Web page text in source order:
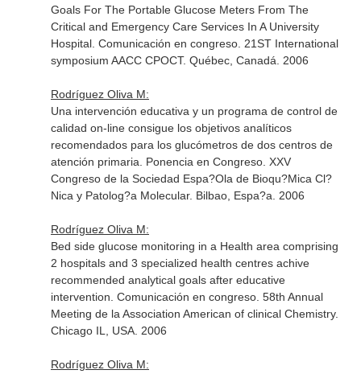
Goals For The Portable Glucose Meters From The
Critical and Emergency Care Services In A University
Hospital. Comunicación en congreso. 21ST International
symposium AACC CPOCT. Québec, Canadá. 2006
Rodríguez Oliva M:
Una intervención educativa y un programa de control de
calidad on-line consigue los objetivos analíticos
recomendados para los glucómetros de dos centros de
atención primaria. Ponencia en Congreso. XXV
Congreso de la Sociedad Espa?Ola de Bioqu?Mica Cl?
Nica y Patolog?a Molecular. Bilbao, Espa?a. 2006
Rodríguez Oliva M:
Bed side glucose monitoring in a Health area comprising
2 hospitals and 3 specialized health centres achive
recommended analytical goals after educative
intervention. Comunicación en congreso. 58th Annual
Meeting de la Association American of clinical Chemistry.
Chicago IL, USA. 2006
Rodríguez Oliva M: